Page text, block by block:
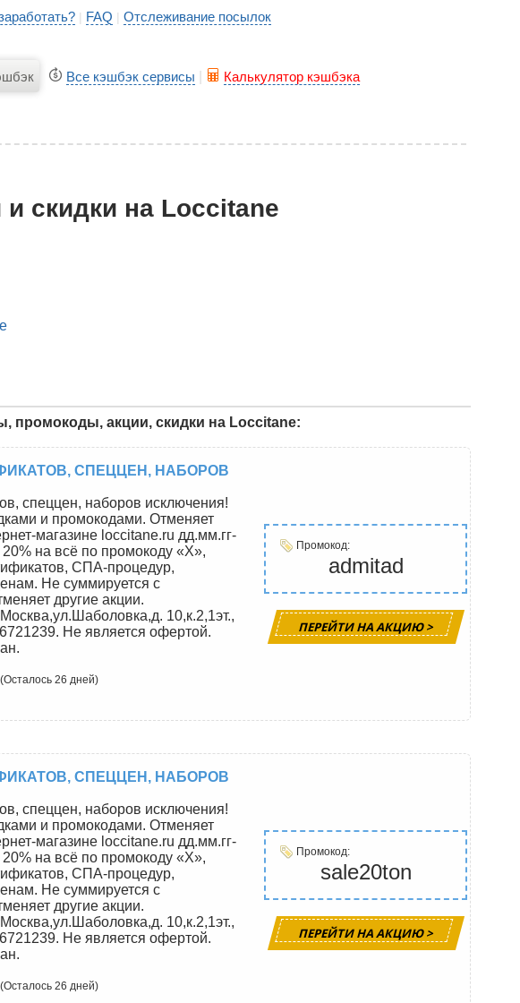
| FAQ | Отслеживание посылок
Все кэшбэк сервисы Калькулятор кэшбэка
скидки на Loccitane
промокоды, акции, скидки на Loccitane:
СПЕЦЦЕН, НАБОРОВ
спеццен, наборов исключения!
и промокодами. Отменяет
магазине loccitane.ru дд.мм.гг-
на всё по промокоду «Х»,
СПА-процедур,
Не суммируется с
другие акции.
10,к.2,1эт.,
Не является офертой.
(Осталось 26 дней)
Промокод:
admitad
ПЕРЕЙТИ НА АКЦИЮ >
СПЕЦЦЕН, НАБОРОВ
спеццен, наборов исключения!
и промокодами. Отменяет
магазине loccitane.ru дд.мм.гг-
на всё по промокоду «Х»,
СПА-процедур,
Не суммируется с
другие акции.
10,к.2,1эт.,
Не является офертой.
(Осталось 26 дней)
Промокод:
sale20ton
ПЕРЕЙТИ НА АКЦИЮ >